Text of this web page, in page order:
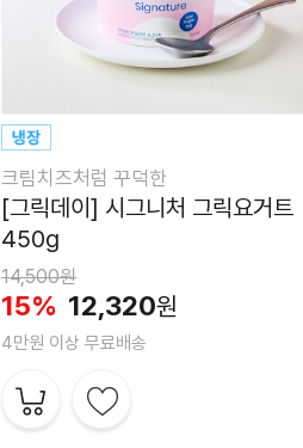
크림치즈처럼 꾸덕한
[그릭데이] 시그니처 그릭요거트
450g
14,500원
15% 12,320원
4만원 이상 무료배송